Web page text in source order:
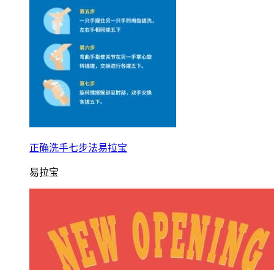
正确洗手七步法易拉宝
易拉宝